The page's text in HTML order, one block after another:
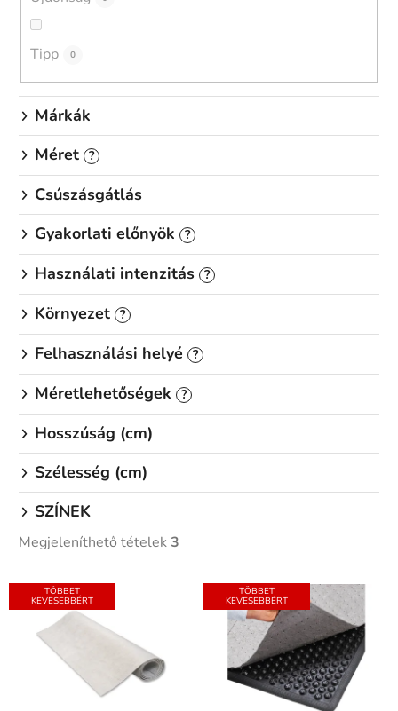
e
Tipp 0
Márkák
Méret ?
Csúszásgátlás
Gyakorlati előnyök
?
Használati intenzitás ?
Környezet ?
Felhasználási helyé ?
Méretlehetőségek ?
Hosszúság (cm)
Szélesség (cm)
SZÍNEK
Megjeleníthető tételek3
T
e
TÖBBET
KEVESEBBÉRT
TÖBBET
KEVESEBBÉRT